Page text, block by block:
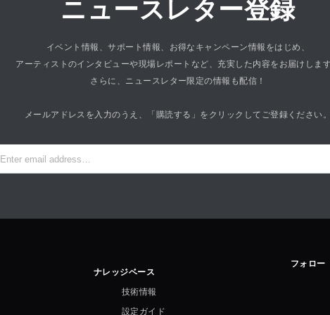
ニュースレター登録
イベント情報、サポート情報、お得なキャンペーン情報をはじめ、
アーティストのインタビューや現場レポートなど、充実した内容をお届けしま
さらに、ニュースレター限定の情報も配信！
メールアドレスを入力のうえ、「購読する」をクリックしてご登録ください
ナレッジベース
技術情報
設定ガイド
フォロー